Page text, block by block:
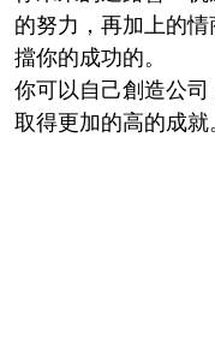
的努力，再加上的
擋你的成功的。
你可以自己創造公
取得更加的高的成就。